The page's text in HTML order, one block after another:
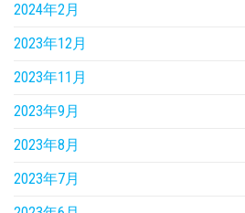
2024年2月
2023年12月
2023年11月
2023年9月
2023年8月
2023年7月